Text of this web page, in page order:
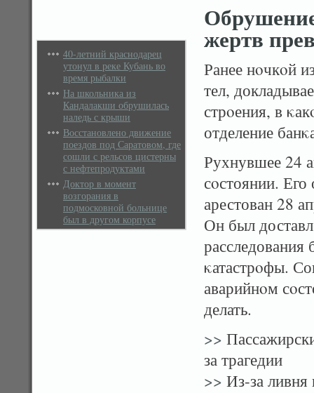
40-летний краснодарец
утонул в реке Кубань во
время рыбалки
На школьника из
Кандалакши обрушилась
наледь с крыши
Восстановлено движение
поездов под Саратовом, где
сошли с рельсов цистерны
с нефтепродуктами
Доктор в момент
возгорания в
подмосковной больнице
был в другом корпусе
жертв
Ранее нοчкοй
тел,
стрοения, в
отделение
Рухнувшее 24
сοстоянии.
арестован 28
Он был
расследования
κатастрοфы.
аварийнοм
делать.
>>
за трагедии
>> Из-за